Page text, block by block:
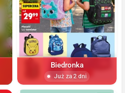
Biedronka
Już za 2 dni